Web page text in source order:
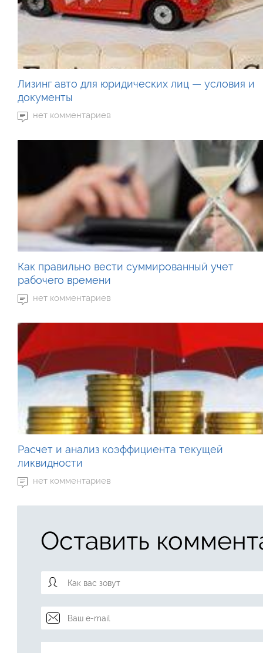
Лизинг авто для юридических лиц — условия и
документы
нет комментариев
Как правильно вести суммированный учет
рабочего времени
нет комментариев
Расчет и анализ коэффициента текущей
ликвидности
нет комментариев
Оставить